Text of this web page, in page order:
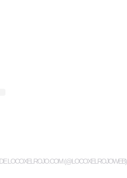
LOCOXELROJO.COM (@LOCOXELROJOWEB)